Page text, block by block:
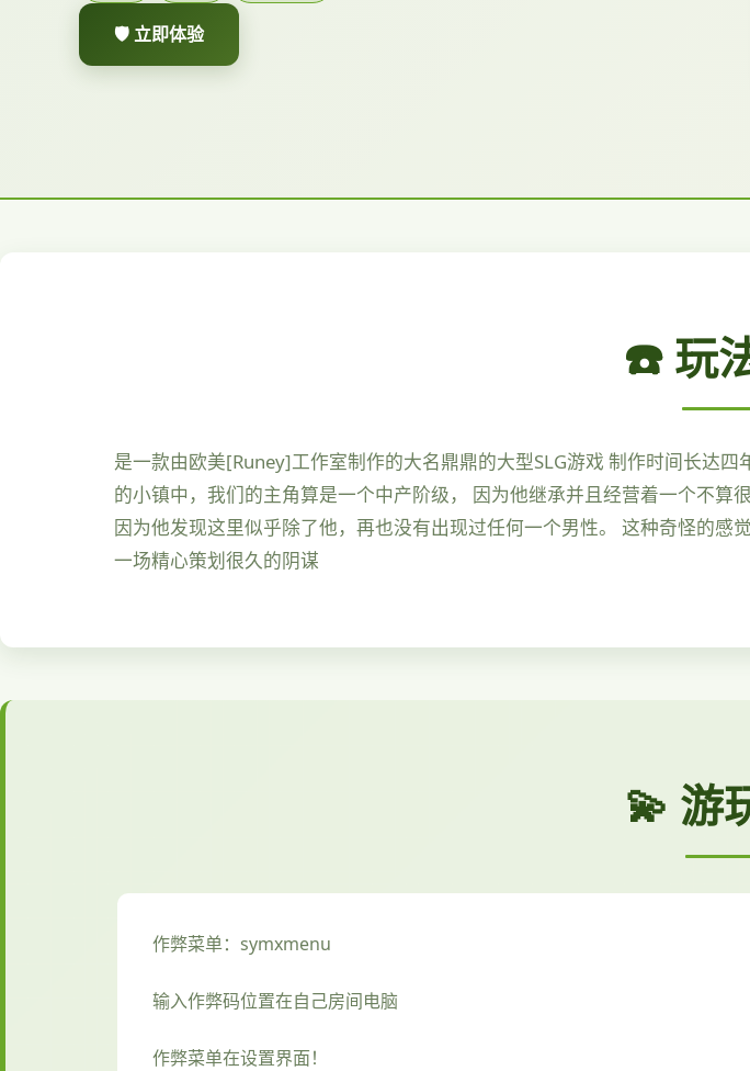
🛡️ 立即体验
☎️ 玩
是一款由欧美[Runey]工作室制作的大名鼎鼎的大型SLG游戏 制作时间长达
的小镇中，我们的主角算是一个中产阶级， 因为他继承并且经营着一个不算
因为他发现这里似乎除了他，再也没有出现过任何一个男性。 这种奇怪的
一场精心策划很久的阴谋
💫 游
作弊菜单：symxmenu
输入作弊码位置在自己房间电脑
作弊菜单在设置界面！